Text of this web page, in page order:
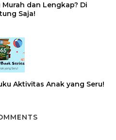
dan Lengkap? Di
Saja!
Aktivitas Anak yang Seru!